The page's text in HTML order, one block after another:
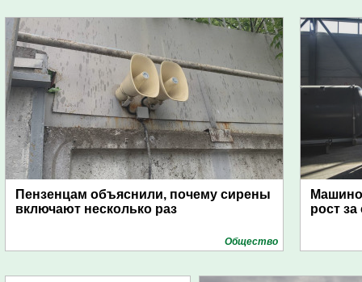
Пензенцам объяснили, почему сирены
включают несколько раз
Общество
рост за